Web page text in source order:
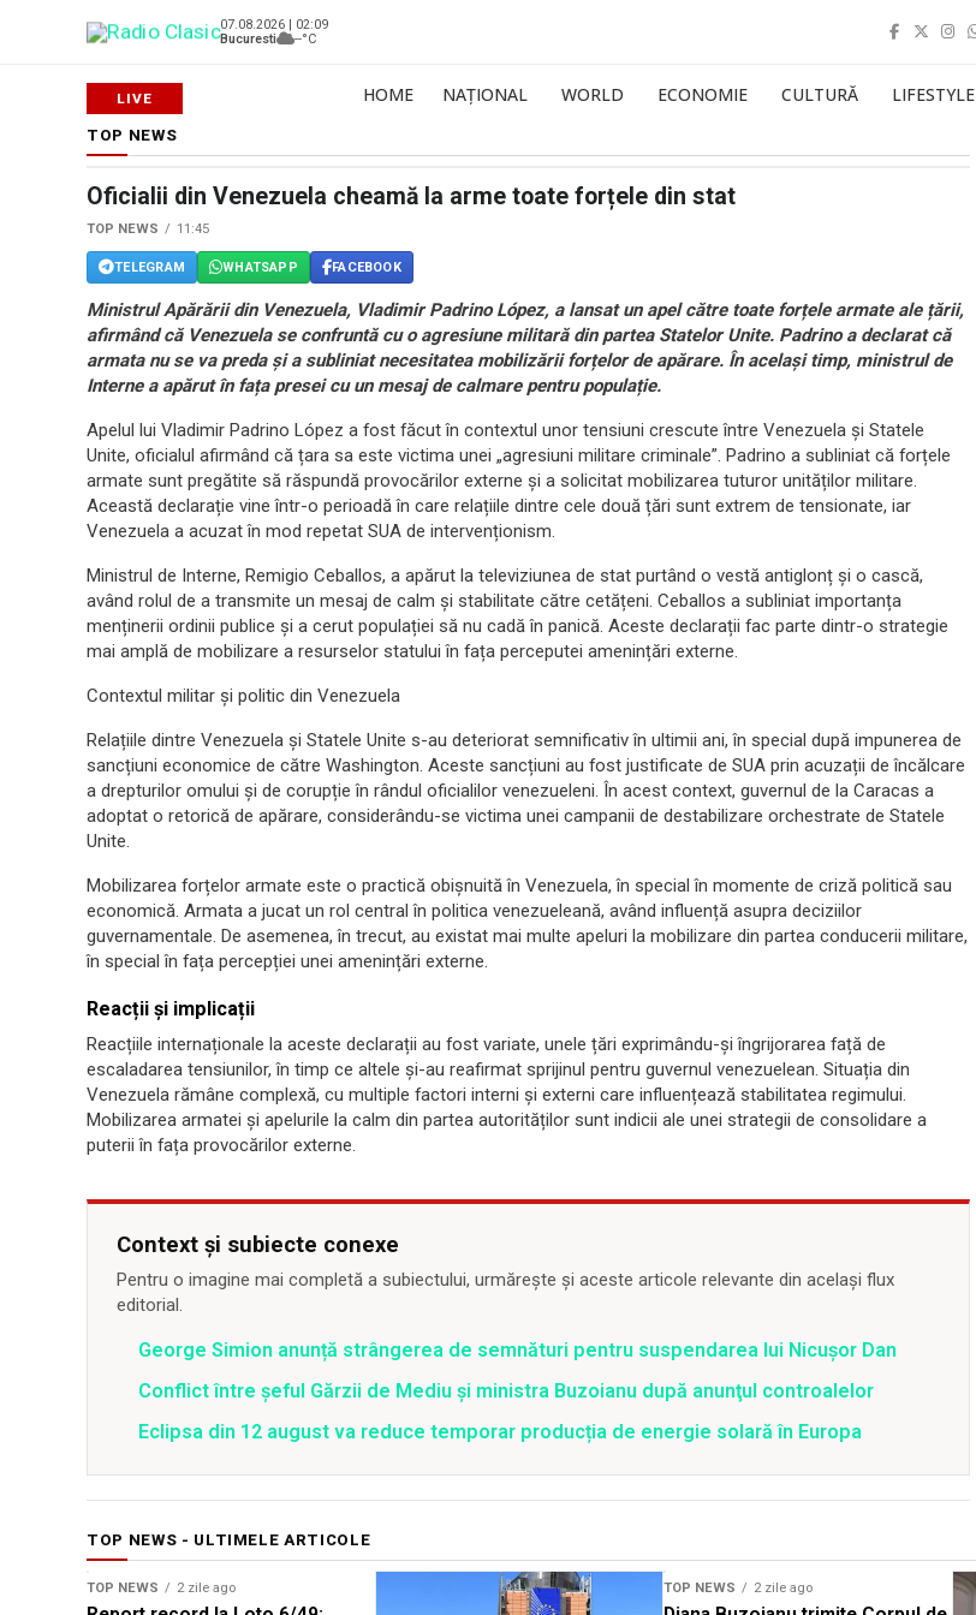
07.08.2026 | 02:09
Bucuresti
--°C
HOME NAȚIONAL WORLD ECONOMIE CULTURĂ LIFESTYLE
TOP NEWS
Oficialii din Venezuela cheamă la arme toate forțele din stat
TOP NEWS 11:45
TELEGRAM WHATSAPP FACEBOOK
Ministrul Apărării din Venezuela, Vladimir Padrino López, a lansat un apel către toate forțele armate ale țării,
afirmând că Venezuela se confruntă cu o agresiune militară din partea Statelor Unite. Padrino a declarat că
armata nu se va preda și a subliniat necesitatea mobilizării forțelor de apărare. În același timp, ministrul de
Interne a apărut în fața presei cu un mesaj de calmare pentru populație.
Apelul lui Vladimir Padrino López a fost făcut în contextul unor tensiuni crescute între Venezuela și Statele
Unite, oficialul afirmând că țara sa este victima unei „agresiuni militare criminale”. Padrino a subliniat că forțele
armate sunt pregătite să răspundă provocărilor externe și a solicitat mobilizarea tuturor unităților militare.
Această declarație vine într-o perioadă în care relațiile dintre cele două țări sunt extrem de tensionate, iar
Venezuela a acuzat în mod repetat SUA de intervenționism.
Ministrul de Interne, Remigio Ceballos, a apărut la televiziunea de stat purtând o vestă antiglonț și o cască,
având rolul de a transmite un mesaj de calm și stabilitate către cetățeni. Ceballos a subliniat importanța
menținerii ordinii publice și a cerut populației să nu cadă în panică. Aceste declarații fac parte dintr-o strategie
mai amplă de mobilizare a resurselor statului în fața perceputei amenințări externe.
Contextul militar și politic din Venezuela
Relațiile dintre Venezuela și Statele Unite s-au deteriorat semnificativ în ultimii ani, în special după impunerea de
sancțiuni economice de către Washington. Aceste sancțiuni au fost justificate de SUA prin acuzații de încălcare
a drepturilor omului și de corupție în rândul oficialilor venezueleni. În acest context, guvernul de la Caracas a
adoptat o retorică de apărare, considerându-se victima unei campanii de destabilizare orchestrate de Statele
Unite.
Mobilizarea forțelor armate este o practică obișnuită în Venezuela, în special în momente de criză politică sau
economică. Armata a jucat un rol central în politica venezueleană, având influență asupra deciziilor
guvernamentale. De asemenea, în trecut, au existat mai multe apeluri la mobilizare din partea conducerii militare,
în special în fața percepției unei amenințări externe.
Reacții și implicații
Reacțiile internaționale la aceste declarații au fost variate, unele țări exprimându-și îngrijorarea față de
escaladarea tensiunilor, în timp ce altele și-au reafirmat sprijinul pentru guvernul venezuelean. Situația din
Venezuela rămâne complexă, cu multiple factori interni și externi care influențează stabilitatea regimului.
Mobilizarea armatei și apelurile la calm din partea autorităților sunt indicii ale unei strategii de consolidare a
puterii în fața provocărilor externe.
Context și subiecte conexe
Pentru o imagine mai completă a subiectului, urmărește și aceste articole relevante din același flux
editorial.
George Simion anunță strângerea de semnături pentru suspendarea lui Nicușor Dan
Conflict între şeful Gărzii de Mediu şi ministra Buzoianu după anunţul controalelor
Eclipsa din 12 august va reduce temporar producția de energie solară în Europa
TOP NEWS - ULTIMELE ARTICOLE
TOP NEWS 2 zile ago TOP NEWS 2 zile ago